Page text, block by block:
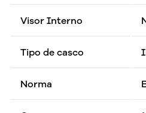
Visor Interno
Tipo de casco
Norma